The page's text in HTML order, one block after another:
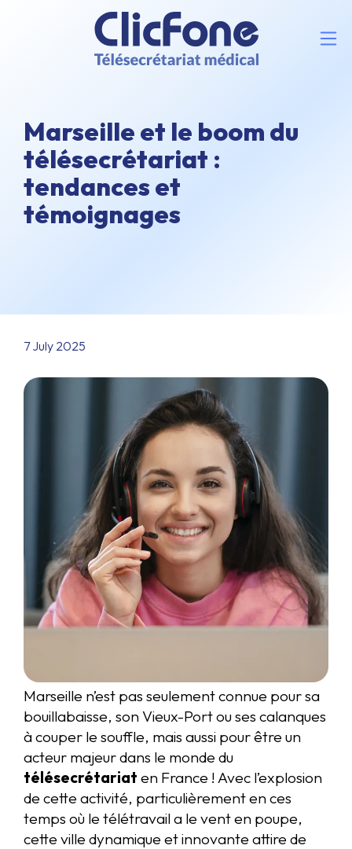
Marseille et le boom du
télésecrétariat :
tendances et
témoignages
7 July 2025
Marseille n’est pas seulement connue pour sa
bouillabaisse, son Vieux-Port ou ses calanques
à couper le souffle, mais aussi pour être un
acteur majeur dans le monde du
télésecrétariat en France ! Avec l’explosion
de cette activité, particulièrement en ces
temps où le télétravail a le vent en poupe,
cette ville dynamique et innovante attire de